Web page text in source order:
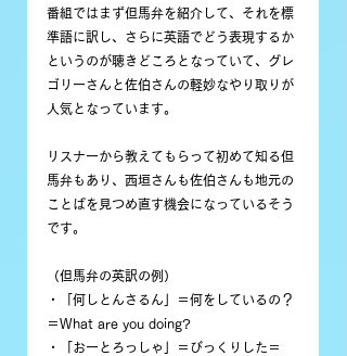
番組ではまず但馬弁を紹介して、それを標
準語に訳し、さらに英語でどう表現するか
というのが聴きどころとなっていて、グレ
ゴリーさんと佐伯さんの軽妙なやり取りが
人気となっています。
リスナーから教えてもらって初めて知る但
馬弁もあり、西垣さんも佐伯さんも地元の
ことばを見つめ直す機会になっているそう
です。
（但馬弁の英訳の例）
・「何しとんさるん」＝何をしているの？
＝What are you doing?
・「おーとろっしゃ」＝びっくりした＝